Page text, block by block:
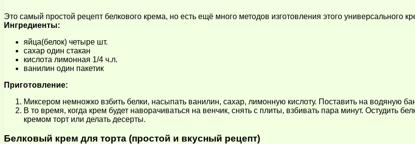
Это самый простой рецепт белкового крема, но есть ещё много методов изготовления этого универсального
Ингредиенты:
яйца(белок) четыре шт.
сахар один стакан
кислота лимонная 1/4 ч.л.
ванилин один пакетик
Приготовление:
Миксером немножко взбить белки, насыпать ванилин, сахар, лимонную кислоту. Поставить на водяную
В то время, когда крем будет наворачиваться на венчик, снять с плиты, взбивать пара минут. Остудить
кремом торт или делать десерты.
Белковый крем для торта (простой и вкусный рецепт)